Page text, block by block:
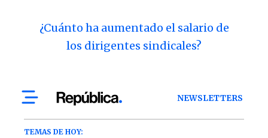
¿Cuánto ha aumentado el salario de
los dirigentes sindicales?